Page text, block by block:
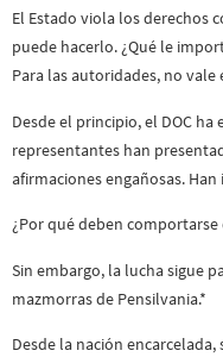
El Estado viola los derechos
puede hacerlo. ¿Qué le
Para las autoridades, no
Desde el principio, el DOC
representantes han
afirmaciones engañosas.
¿Por qué deben
Sin embargo, la lucha sigue
mazmorras de Pensilvania.*
Desde la nación